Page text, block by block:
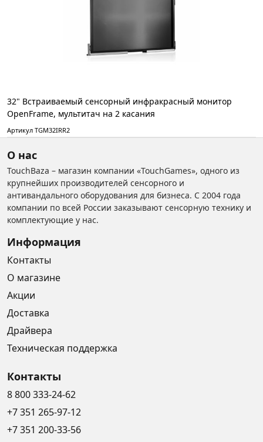
32" Встраиваемый сенсорный инфракрасный монитор
OpenFrame, мультитач на 2 касания
Артикул TGM32IRR2
О нас
TouchBaza – магазин компании «TouchGames», одного из
крупнейших производителей сенсорного и
антивандального оборудования для бизнеса. С 2004 года
компании по всей России заказывают сенсорную технику и
комплектующие у нас.
Информация
Контакты
О магазине
Акции
Доставка
Драйвера
Техническая поддержка
Контакты
8 800 333-24-62
+7 351 265-97-12
+7 351 200-33-56